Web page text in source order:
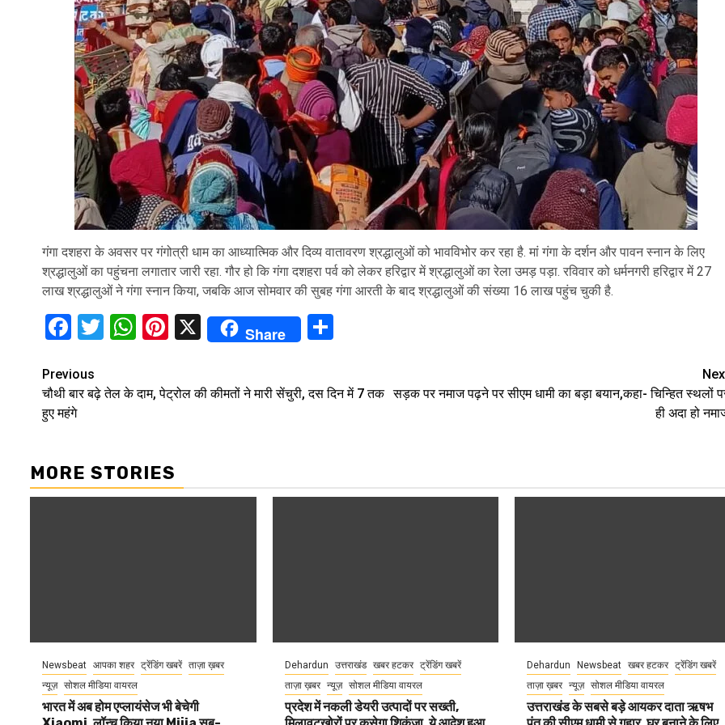
गंगा दशहरा के अवसर पर गंगोत्री धाम का आध्यात्मिक और दिव्य वातावरण श्रद्धालुओं को भावविभोर कर रहा है. मां गंगा के दर्शन और पावन स्नान के लिए
श्रद्धालुओं का पहुंचना लगातार जारी रहा. गौर हो कि गंगा दशहरा पर्व को लेकर हरिद्वार में श्रद्धालुओं का रेला उमड़ पड़ा. रविवार को धर्मनगरी हरिद्वार में 27
लाख श्रद्धालुओं ने गंगा स्नान किया, जबकि आज सोमवार की सुबह गंगा आरती के बाद श्रद्धालुओं की संख्या 16 लाख पहुंच चुकी है.
Facebook
Twitter
WhatsApp
Pinterest
X Share
Continue
Reading
Previous
चौथी बार बढ़े तेल के दाम, पेट्रोल की कीमतों ने मारी सेंचुरी, दस दिन में ₹7 तक
हुए महंगे
सड़क पर नमाज पढ़ने पर सीएम धामी का बड़ा बयान,कहा- चिन्हित स्थलों
ही अदा हो
MORE STORIES
Newsbeat आपका शहर ट्रेंडिंग खबरें ताज़ा ख़बर
न्यूज़ सोशल मीडिया वायरल
भारत में अब होम एप्लायंसेज भी बेचेगी
Dehardun उत्तराखंड खबर हटकर ट्रेंडिंग खबरें
ताज़ा ख़बर न्यूज़ सोशल मीडिया वायरल
प्रदेश में नकली डेयरी उत्पादों पर सख्ती,
Dehardun Newsbeat खबर हटकर ट्रेंडिंग खबरें
ताज़ा ख़बर न्यूज़ सोशल मीडिया वायरल
उत्तराखंड के सबसे बड़े आयकर दाता ऋषभ